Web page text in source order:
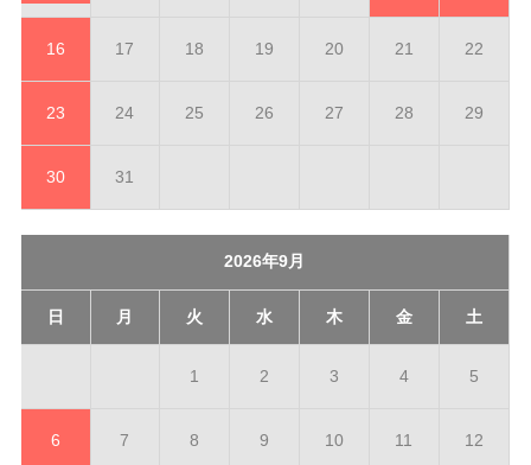
16 17 18 19 20 21 22
23 24 25 26 27 28 29
30 31
2026年9月
日 月 火 水 木 金 土
1 2 3 4 5
6 7 8 9 10 11 12